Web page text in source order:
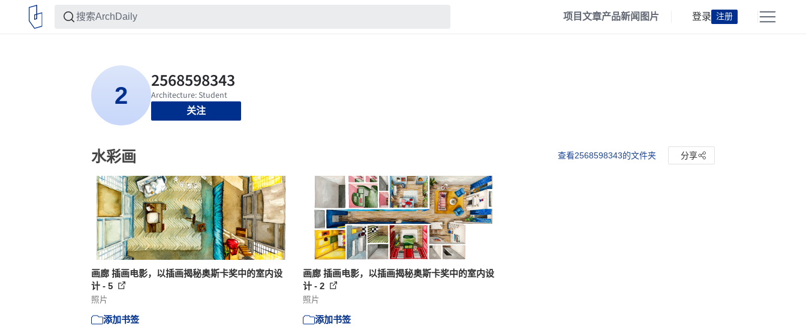
项目文章产品新闻 图片 登录 注册
关注
水彩画 查看2568598343的文件夹 分享
画廊 插画电影，以插画揭秘奥斯卡奖中的室内设
计 - 5
照片
添加书签
画廊 插画电影，以插画揭秘奥斯卡奖中的室内设
计 - 2
照片
添加书签